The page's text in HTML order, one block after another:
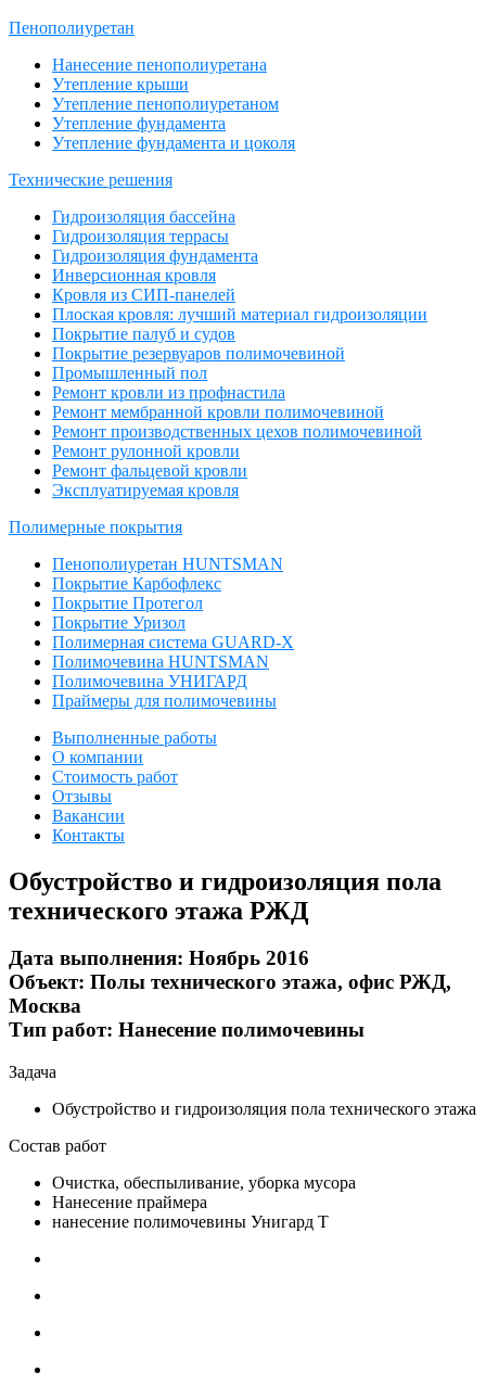
Пенополиуретан
Нанесение пенополиуретана
Утепление крыши
Утепление пенополиуретаном
Утепление фундамента
Утепление фундамента и цоколя
Технические решения
Гидроизоляция бассейна
Гидроизоляция террасы
Гидроизоляция фундамента
Инверсионная кровля
Кровля из СИП-панелей
Плоская кровля: лучший материал гидроизоляции
Покрытие палуб и судов
Покрытие резервуаров полимочевиной
Промышленный пол
Ремонт кровли из профнастила
Ремонт мембранной кровли полимочевиной
Ремонт производственных цехов полимочевиной
Ремонт рулонной кровли
Ремонт фальцевой кровли
Эксплуатируемая кровля
Полимерные покрытия
Пенополиуретан HUNTSMAN
Покрытие Карбофлекс
Покрытие Протегол
Покрытие Уризол
Полимерная система GUARD-X
Полимочевина HUNTSMAN
Полимочевина УНИГАРД
Праймеры для полимочевины
Выполненные работы
О компании
Стоимость работ
Отзывы
Вакансии
Контакты
Обустройство и гидроизоляция пола
технического этажа РЖД
Дата выполнения: Ноябрь 2016
Объект: Полы технического этажа, офис РЖД,
Москва
Тип работ: Нанесение полимочевины
Задача
Обустройство и гидроизоляция пола технического этажа
Состав работ
Очистка, обеспыливание, уборка мусора
Нанесение праймера
нанесение полимочевины Унигард Т